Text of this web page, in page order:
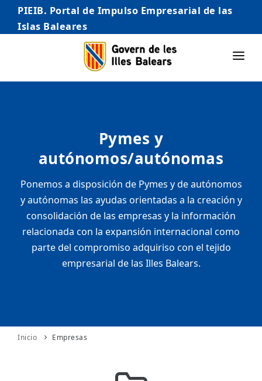
PIEIB. Portal de Impulso Empresarial de las
Islas Baleares
INICIO
AUTÓNOMO/AUTÓNOMA
EMPRENDEDORES
COMERCIO
INTERNACIONALIZACIÓN
STARTUPS AVANZADAS
Pymes y
autónomos/autónomas
Ponemos a disposición de Pymes y de autónomos
y autónomas las ayudas orientadas a la creación y
consolidación de las empresas y la información
relacionada con la expansión internacional como
parte del compromiso adquiriso con el tejido
empresarial de las Illes Balears.
Inicio Empresas